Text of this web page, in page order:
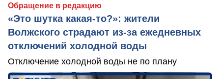
Обращение в редакцию
«Это шутка какая-то?»: жители
Волжского страдают из‑за ежедневных
отключений холодной воды
Отключение холодной воды не по плану